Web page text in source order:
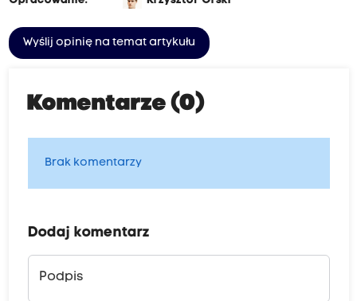
Wyślij opinię na temat artykułu
Komentarze (0)
Brak komentarzy
Dodaj komentarz
Podpis